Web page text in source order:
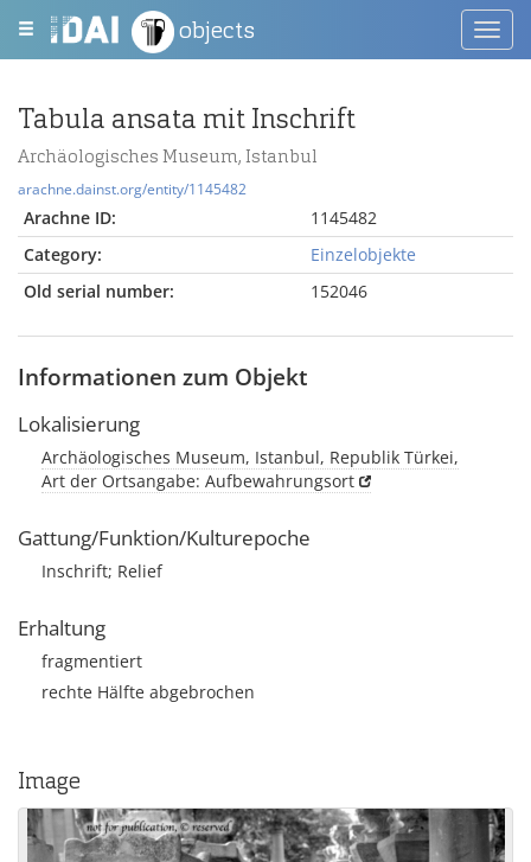
objects
Tabula ansata mit Inschrift
Archäologisches Museum, Istanbul
arachne.dainst.org/entity/1145482
Arachne ID:
1145482
Category:
Einzelobjekte
Old serial number:
152046
Informationen zum Objekt
Lokalisierung
Archäologisches Museum, Istanbul, Republik Türkei,
Art der Ortsangabe: Aufbewahrungsort
Gattung/Funktion/Kulturepoche
Inschrift; Relief
Erhaltung
fragmentiert
rechte Hälfte abgebrochen
Image